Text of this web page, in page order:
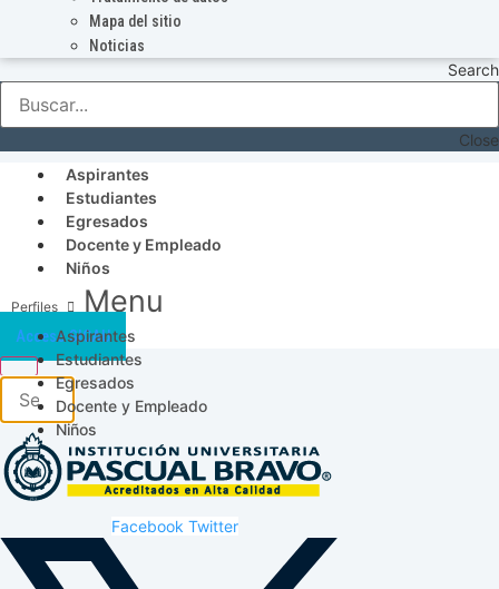
Mapa del sitio
Noticias
Search
Close
Aspirantes
Estudiantes
Egresados
Docente y Empleado
Niños
Menu
Aspirantes
Estudiantes
Egresados
Docente y Empleado
Niños
Acceso SICAU
Facebook Twitter